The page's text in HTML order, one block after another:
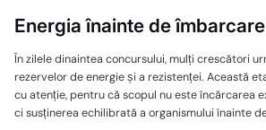
Energia înainte de îmbarcare
În zilele dinaintea concursului, mulți crescători
rezervelor de energie și a rezistenței. Această
cu atenție, pentru că scopul nu este încărcarea
ci susținerea echilibrată a organismului înainte